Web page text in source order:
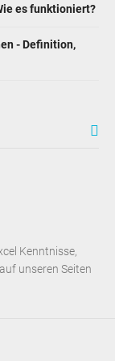
es funktioniert?
- Definition,
Kenntnisse,
unseren Seiten